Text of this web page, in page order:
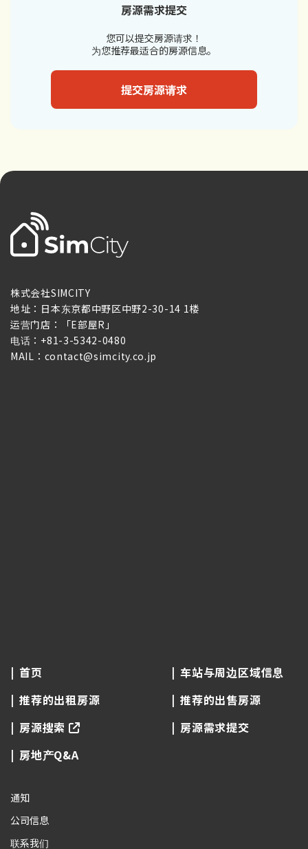
房源需求提交
您可以提交房源请求！
为您推荐最适合的房源信息。
提交房源请求
株式会社SIMCITY
地址：日本东京都中野区中野2-30-14 1楼
运营门店：「E部屋R」
电话：+81-3-5342-0480
MAIL：contact@simcity.co.jp
首页
车站与周边区域信息
推荐的出租房源
推荐的出售房源
房源搜索
房源需求提交
房地产Q&A
通知
公司信息
联系我们